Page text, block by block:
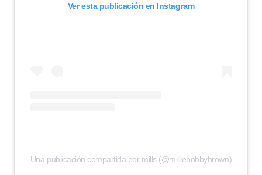
Ver esta publicación en Instagram
Una publicación compartida por mills (@milliebobbybrown)